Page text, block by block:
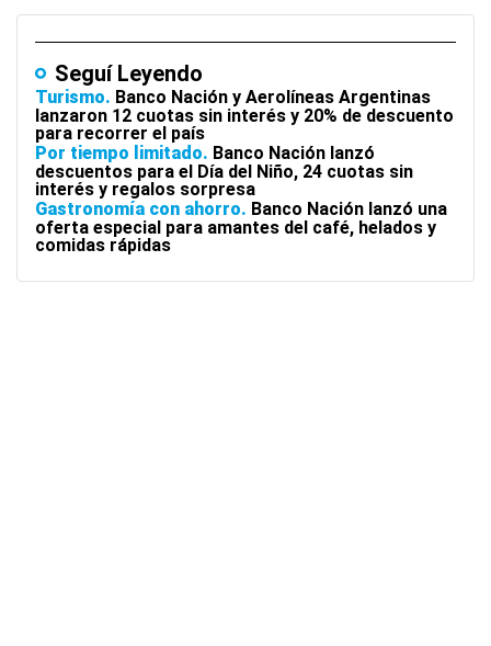
Seguí Leyendo
Turismo Banco Nación y Aerolíneas Argentinas
lanzaron 12 cuotas sin interés y 20% de descuento
para recorrer el país
Por tiempo limitado Banco Nación lanzó
descuentos para el Día del Niño, 24 cuotas sin
interés y regalos sorpresa
Gastronomía con ahorro Banco Nación lanzó una
oferta especial para amantes del café, helados y
comidas rápidas